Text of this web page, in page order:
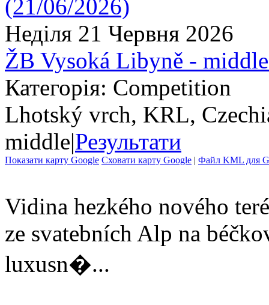
Неділя 21 Червня 2026
ŽB Vysoká Libyně -
Категорія: Competition
Lhotský vrch, KRL,
middle|Результати
Показати карту Google Сховати карту Google | Файл KML для
Vidina hezkého nového
ze svatebních Alp na
luxusn�...